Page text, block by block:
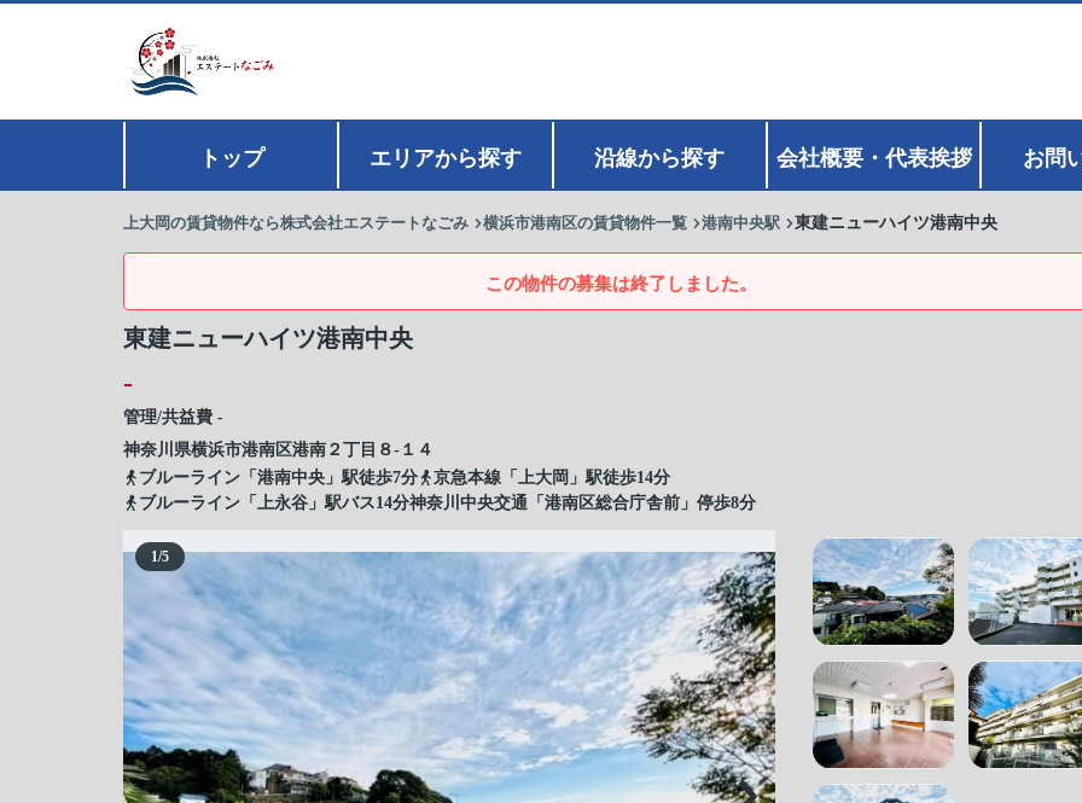
トップ エリアから探す 沿線から探す 会社概要・代表挨拶 お問
上大岡の賃貸物件なら株式会社エステートなごみ 横浜市港南区の賃貸物件一覧 港南中央駅 東建ニューハイツ港南中央
この物件の募集は終了しました。
東建ニューハイツ港南中央
-
管理/共益費 -
神奈川県横浜市港南区港南 ２丁目８-１４
ブルーライン「港南中央」駅徒歩7分
京急本線「上大岡」駅徒歩14分
ブルーライン「上永谷」駅バス14分神奈川中央交通「港南区総合庁舎前」停歩8分
1/5